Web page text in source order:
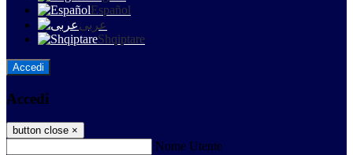
Español
عربى
Shqiptare
Accedi
Accedi
button close ×
Nome Utente